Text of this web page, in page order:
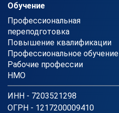
Обучение
Профессиональная
переподготовка
Повышение квалификации
Профессиональное обучение
Рабочие профессии
НМО
ИНН - 7203521298
ОГРН - 1217200009410